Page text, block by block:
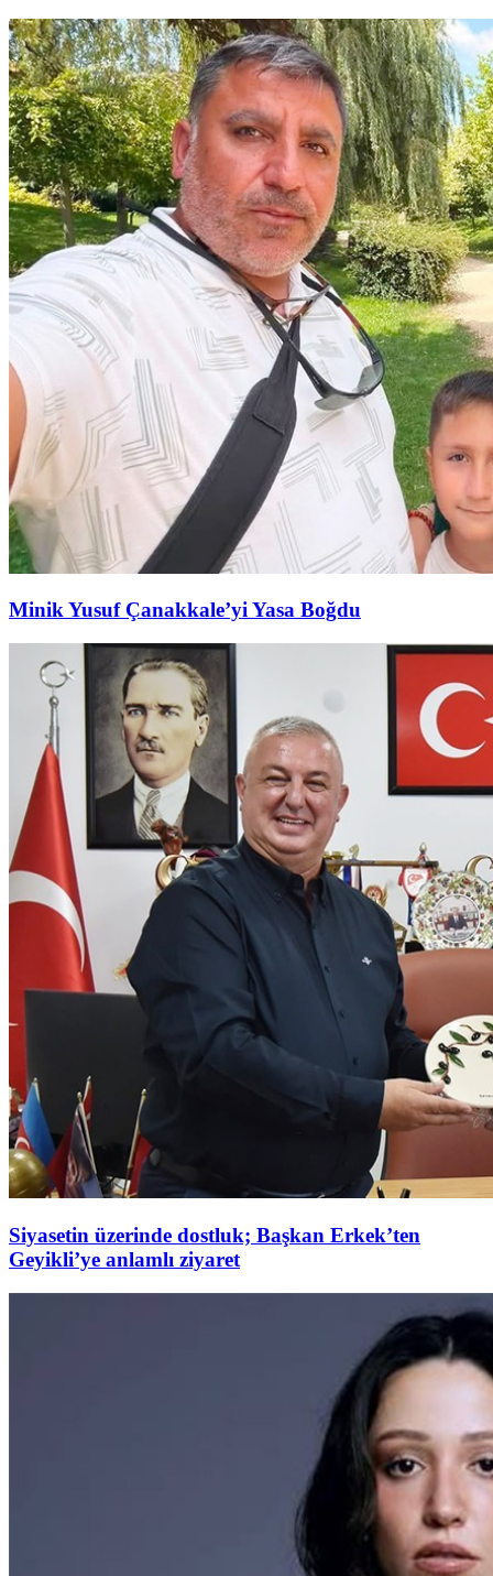
Minik Yusuf Çanakkale’yi Yasa Boğdu
Siyasetin üzerinde dostluk; Başkan Erkek’ten
Geyikli’ye anlamlı ziyaret